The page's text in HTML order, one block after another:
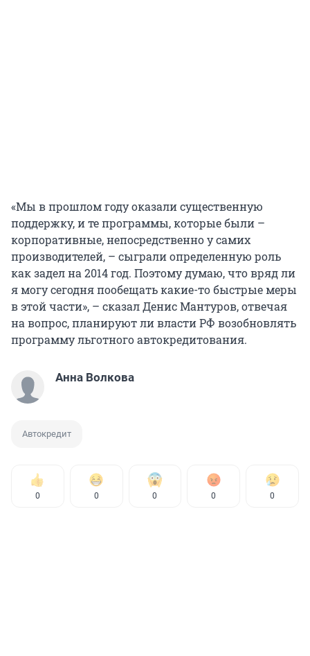
«Мы в прошлом году оказали существенную
поддержку, и те программы, которые были –
корпоративные, непосредственно у самих
производителей, – сыграли определенную роль
как задел на 2014 год. Поэтому думаю, что вряд ли
я могу сегодня пообещать какие-то быстрые меры
в этой части», – сказал Денис Мантуров, отвечая
на вопрос, планируют ли власти РФ возобновлять
программу льготного автокредитования.
Анна Волкова
Автокредит
0 0 0 0 0